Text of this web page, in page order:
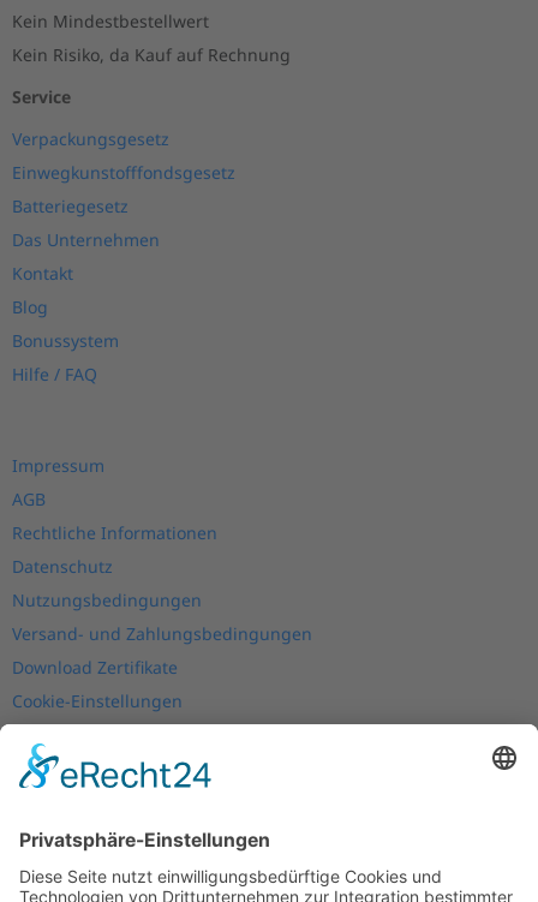
Kein Mindestbestellwert
Kein Risiko, da Kauf auf Rechnung
Service
Verpackungsgesetz
Einwegkunstofffondsgesetz
Batteriegesetz
Das Unternehmen
Kontakt
Blog
Bonussystem
Hilfe / FAQ
Impressum
AGB
Rechtliche Informationen
Datenschutz
Nutzungsbedingungen
Versand- und Zahlungsbedingungen
Download Zertifikate
Cookie-Einstellungen
Newsletter
Angebote und Gutscheine!